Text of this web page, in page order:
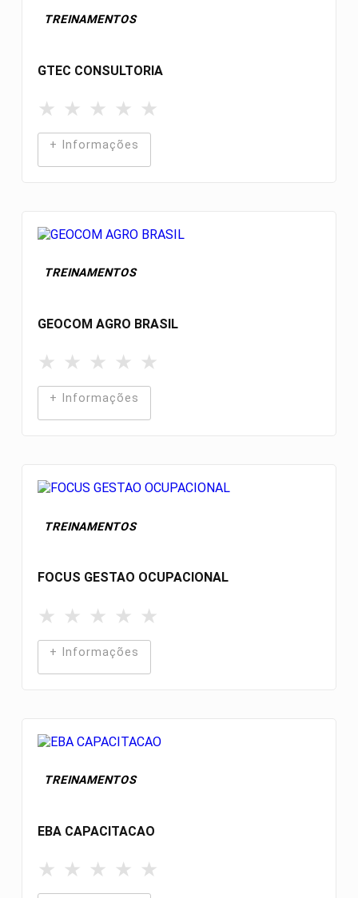
TREINAMENTOS
GTEC CONSULTORIA
★ ★ ★ ★ ★
+ Informações
TREINAMENTOS
GEOCOM AGRO BRASIL
★ ★ ★ ★ ★
+ Informações
TREINAMENTOS
FOCUS GESTAO OCUPACIONAL
★ ★ ★ ★ ★
+ Informações
TREINAMENTOS
EBA CAPACITACAO
★ ★ ★ ★ ★